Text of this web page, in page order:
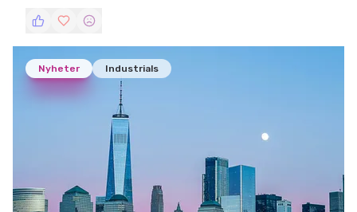
Nyheter Industrials